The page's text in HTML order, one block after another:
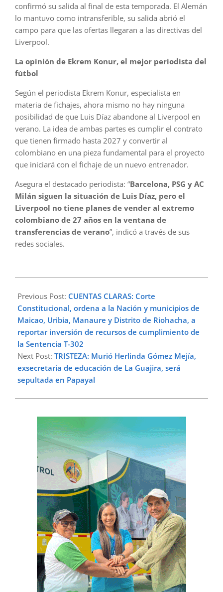
confirmó su salida al final de esta temporada. El Alemán
lo mantuvo como intransferible, su salida abrió el
campo para que las ofertas llegaran a las directivas del
Liverpool.
La opinión de Ekrem Konur, el mejor periodista del
fútbol
Según el periodista Ekrem Konur, especialista en
materia de fichajes, ahora mismo no hay ninguna
posibilidad de que Luis Díaz abandone al Liverpool en
verano. La idea de ambas partes es cumplir el contrato
que tienen firmado hasta 2027 y convertir al
colombiano en una pieza fundamental para el proyecto
que iniciará con el fichaje de un nuevo entrenador.
Asegura el destacado periodista: “Barcelona, PSG y AC
Milán siguen la situación de Luis Díaz, pero el
Liverpool no tiene planes de vender al extremo
colombiano de 27 años en la ventana de
transferencias de verano”, indicó a través de sus
redes sociales.
03-
14
Previous Post: CUENTAS CLARAS: Corte
Constitucional, ordena a la Nación y municipios de
Maicao, Uribia, Manaure y Distrito de Riohacha, a
reportar inversión de recursos de cumplimiento de
la Sentencia T-302
Next Post: TRISTEZA: Murió Herlinda Gómez Mejía,
exsecretaria de educación de La Guajira, será
sepultada en Papayal